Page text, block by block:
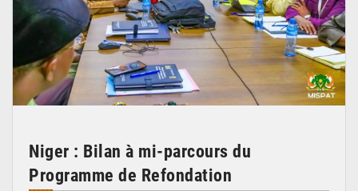
Niger : Bilan à mi-parcours du
Programme de Refondation